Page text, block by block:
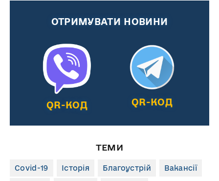
ОТРИМУВАТИ НОВИНИ
QR-КОД QR-КОД
ТЕМИ
Covid-19 Історія Благоустрій Вакансії